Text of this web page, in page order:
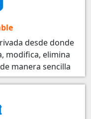
desde donde
modifica, elimina
manera sencilla